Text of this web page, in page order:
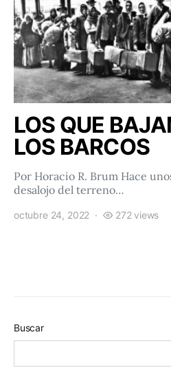
LOS QUE
LOS BARCOS
Por Horacio R. Brum Hace
desalojo del terreno…
octubre 24, 2022 272 views
Buscar